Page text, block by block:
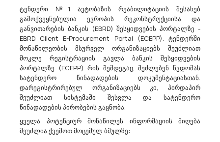
Თერჯოლის N1 Საჯარო Სკოლა Აცხადებს Ბაზრის Კველვას
79200000 - საბუღალტრო, აუდიტორული და ფისკალური მომსახურებები.
04/08/2026
გაცნობებთ ,რომ სსიპ ქალაქ თერჯოლის N1 საჯარო სკოლა
საიდენტიფიკაციო კოდი 232001641 მისამართი ქალაქი
თერჯოლა,რუსთაველის ქ. N113, ელექტრონული ფოსტის
მისამართი: terjola1@mes.gov.ge ახორციელებს ბაზრისა და
ბაზარზე არსებული ფასების მოკვლევას მომსა...
ტენდერი №1 ავტობაზის რეაბილიტაციის შესახებ
გამოქვეყნებულია ევროპის რეკონსტრუქციისა და
განვითარების ბანკის (EBRD) შესყიდვების პორტალზე -
EBRD Client E-Procurement Portal (ECEPP). ტენდერში
მონაწილეობის მსურველ ორგანიზაციებს შეუძლიათ
მოკლე რეგისტრაციის გავლა ბანკის შესყიდვების
პორტალზე (ECEPP) რის შემდეგაც, შეძლებენ წვდომას
სატენდერო წინადადების დოკუმენტაციასთან.
დარეგისტრირებულ ორგანიზაციებს კი, პირდაპირ
შეუძლიათ სისტემაში შესვლა და სატენდერო
წინადადების პირობების გაცნობა.
ყველა პოტენციურ მონაწილეს ინფორმაციის მიღება
შეუძლია ქვემოთ მოცემულ ბმულზე: